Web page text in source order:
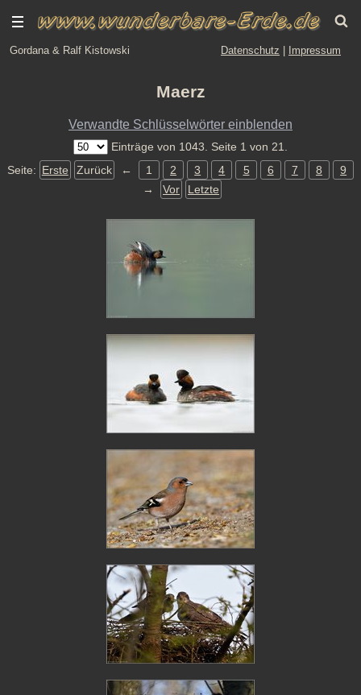
Gordana & Ralf Kistowski Datenschutz Impressum
Maerz
Verwandte Schlüsselwörter einblenden
Einträge von 1043. Seite 1 von 21.
Seite: Erste Zurück ← 1 2 3 4 5 6 7 8
9
→
Vor Letzte